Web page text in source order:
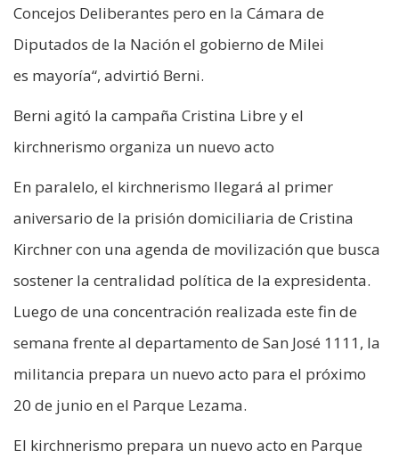
Concejos Deliberantes pero en la Cámara de
Diputados de la Nación el gobierno de Milei
es mayoría“, advirtió Berni.
Berni agitó la campaña Cristina Libre y el
kirchnerismo organiza un nuevo acto
En paralelo, el kirchnerismo llegará al primer
aniversario de la prisión domiciliaria de Cristina
Kirchner con una agenda de movilización que busca
sostener la centralidad política de la expresidenta.
Luego de una concentración realizada este fin de
semana frente al departamento de San José 1111, la
militancia prepara un nuevo acto para el próximo
20 de junio en el Parque Lezama.
El kirchnerismo prepara un nuevo acto en Parque